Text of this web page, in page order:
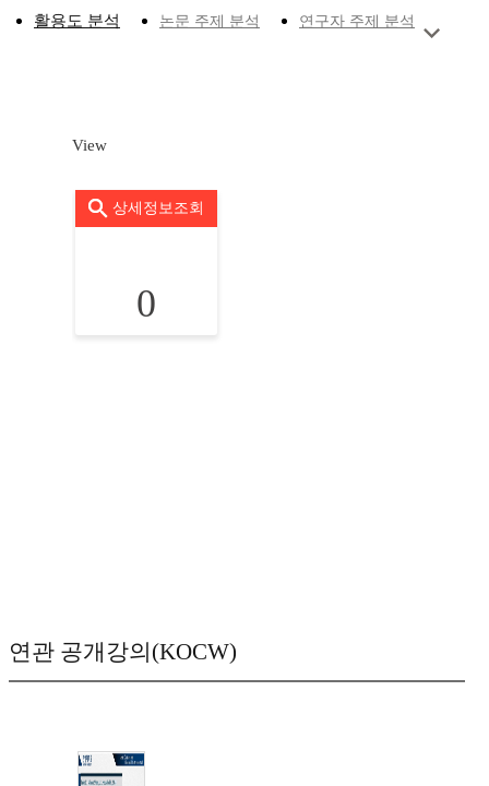
활용도 분석 논문 주제 분석 연구자 주제 분석
View
상세정보조회
0
연관 공개강의(KOCW)